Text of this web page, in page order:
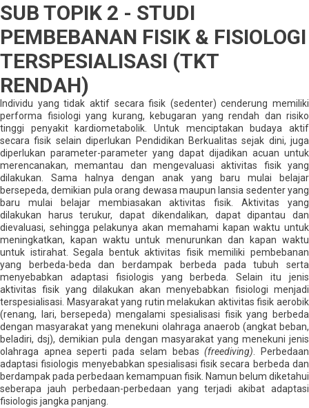
SUB TOPIK 2 - STUDI
PEMBEBANAN FISIK & FISIOLOGI
TERSPESIALISASI (TKT
RENDAH)
Individu yang tidak aktif secara fisik (sedenter) cenderung memiliki
performa fisiologi yang kurang, kebugaran yang rendah dan risiko
tinggi penyakit kardiometabolik. Untuk menciptakan budaya aktif
secara fisik selain diperlukan Pendidikan Berkualitas sejak dini, juga
diperlukan parameter-parameter yang dapat dijadikan acuan untuk
merencanakan, memantau dan mengevaluasi aktivitas fisik yang
dilakukan. Sama halnya dengan anak yang baru mulai belajar
bersepeda, demikian pula orang dewasa maupun lansia sedenter yang
baru mulai belajar membiasakan aktivitas fisik. Aktivitas yang
dilakukan harus terukur, dapat dikendalikan, dapat dipantau dan
dievaluasi, sehingga pelakunya akan memahami kapan waktu untuk
meningkatkan, kapan waktu untuk menurunkan dan kapan waktu
untuk istirahat. Segala bentuk aktivitas fisik memiliki pembebanan
yang berbeda-beda dan berdampak berbeda pada tubuh serta
menyebabkan adaptasi fisiologis yang berbeda. Selain itu jenis
aktivitas fisik yang dilakukan akan menyebabkan fisiologi menjadi
terspesialisasi. Masyarakat yang rutin melakukan aktivitas fisik aerobik
(renang, lari, bersepeda) mengalami spesialisasi fisik yang berbeda
dengan masyarakat yang menekuni olahraga anaerob (angkat beban,
beladiri, dsj), demikian pula dengan masyarakat yang menekuni jenis
olahraga apnea seperti pada selam bebas(freediving) . Perbedaan
adaptasi fisiologis menyebabkan spesialisasi fisik secara berbeda dan
berdampak pada perbedaan kemampuan fisik. Namun belum diketahui
seberapa jauh perbedaan-perbedaan yang terjadi akibat adaptasi
fisiologis jangka panjang.